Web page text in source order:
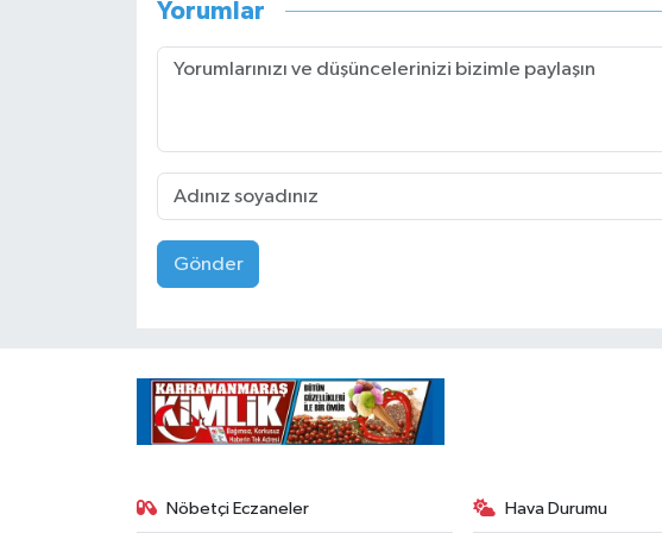
Yorumlar
Gönder
Nöbetçi Eczaneler Hava Durumu